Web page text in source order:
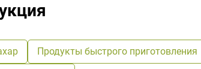
Продукты быстрого приготовления